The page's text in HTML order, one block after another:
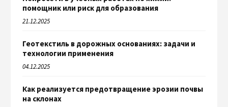
помощник или риск для образования
21.12.2025
Геотекстиль в дорожных основаниях: задачи и
технологии применения
04.12.2025
Как реализуется предотвращение эрозии почвы
на склонах